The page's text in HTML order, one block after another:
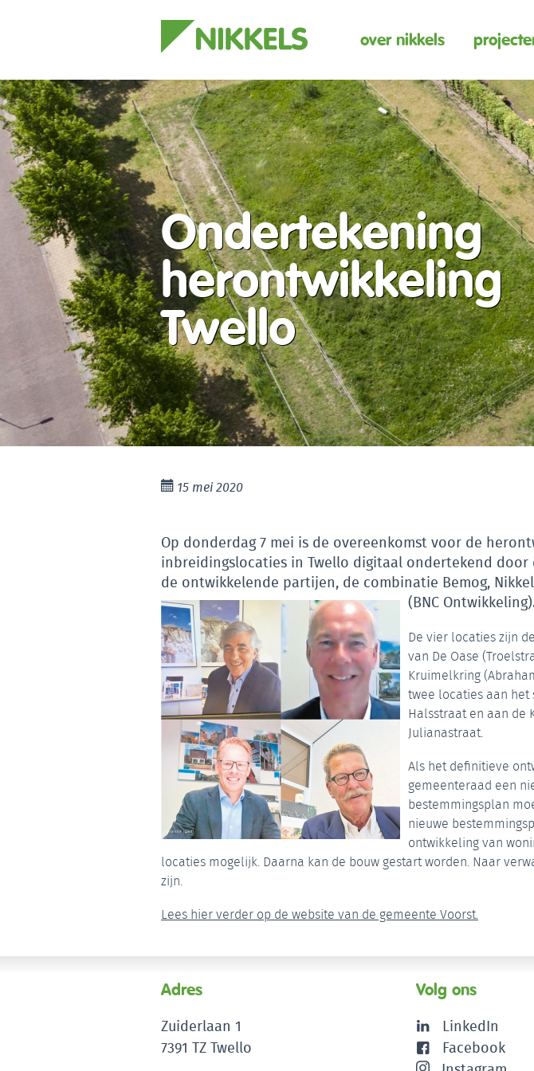
over nikkels
Ondertekening
herontwikkeling
Twello
15 mei 2020
Op donderdag 7 mei is de overeenkomst voor de
inbreidingslocaties in Twello digitaal ondertekend door
de ontwikkelende partijen, de combinatie Bemog,
(BNC
De vier locaties zijn
van De Oase
Kruimelkring
twee locaties aan het
Halsstraat en aan de
Julianastraat.
Als het definitieve
gemeenteraad een
bestemmingsplan
nieuwe
ontwikkeling van
locaties mogelijk. Daarna kan de bouw gestart worden. Naar
zijn.
Lees hier verder op de website van de gemeente Voorst.
Adres
Zuiderlaan 1
7391 TZ Twello
Volg ons
LinkedIn
Facebook